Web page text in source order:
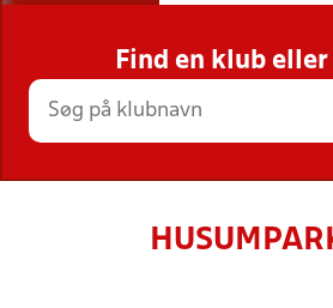
STILLINGER,
HOLD
Find en klub